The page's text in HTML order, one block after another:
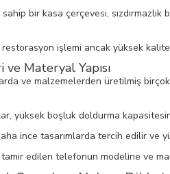
bir kasa çerçevesi, sızdırmazlık
restorasyon işlemi ancak yüksek
ve Materyal Yapısı
ve malzemelerden üretilmiş
yüksek boşluk doldurma
ince tasarımlarda tercih edilir ve
edilen telefonun modeline ve